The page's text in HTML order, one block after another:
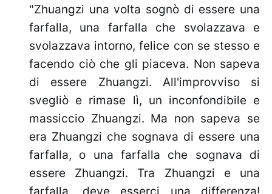
"Zhuangzi una volta sognò di essere una
farfalla, una farfalla che svolazzava e
svolazzava intorno, felice con se stesso e
facendo ciò che gli piaceva. Non sapeva
di essere Zhuangzi. All'improvviso si
svegliò e rimase lì, un inconfondibile e
massiccio Zhuangzi. Ma non sapeva se
era Zhuangzi che sognava di essere una
farfalla, o una farfalla che sognava di
essere Zhuangzi. Tra Zhuangzi e una